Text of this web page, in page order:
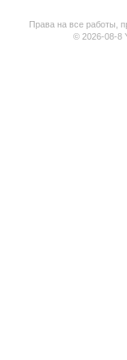
Права на все работы,
© 2026-08-8